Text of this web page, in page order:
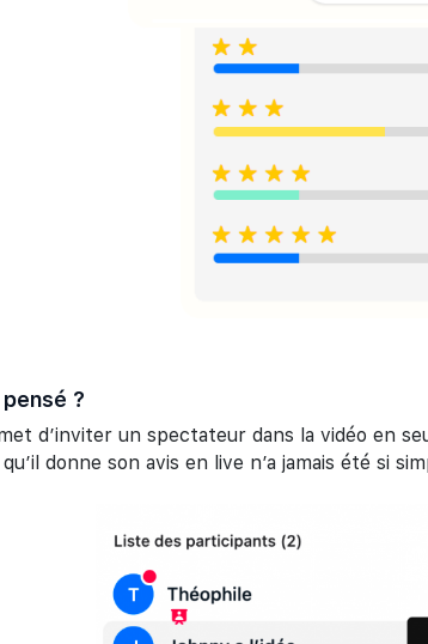
?
d’inviter un spectateur dans la vidéo en
donne son avis en live n’a jamais été si